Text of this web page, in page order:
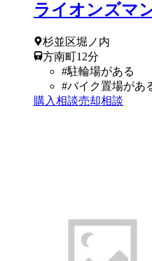
ライオンズマ
杉並区堀ノ内
方南町12分
#駐輪場がある
#バイク置場があ
購入相談売却相談